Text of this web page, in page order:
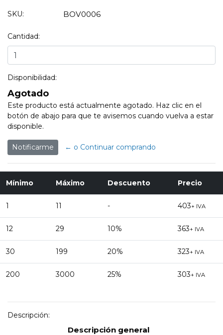
SKU: BOV0006
Cantidad:
Disponibilidad:
Agotado
Este producto está actualmente agotado. Haz clic en el
botón de abajo para que te avisemos cuando vuelva a estar
disponible.
Notificarme ← o Continuar comprando
Mínimo Máximo Descuento Precio
1 11 - 403+ IVA
12 29 10% 363+ IVA
30 199 20% 323+ IVA
200 3000 25% 303+ IVA
Descripción:
Descripción general